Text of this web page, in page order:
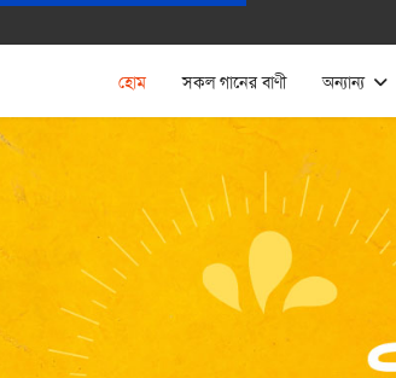
হোম সকল গানের বাণী অন্যান্য